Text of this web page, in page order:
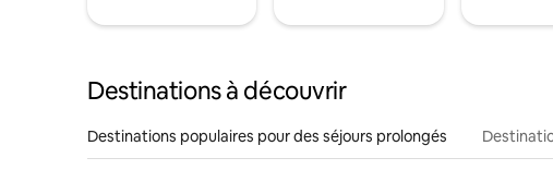
Destinations à découvrir
Destinations populaires pour des séjours prolongés